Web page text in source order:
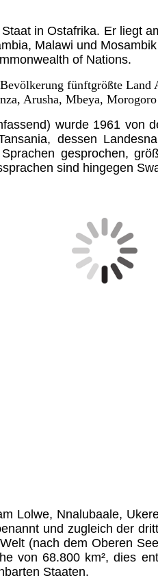
in Ostafrika. Er liegt
Malawi und
of Nations.
fünftgrößte Land
Arusha, Mbeya,
wurde 1961 von
dessen
gesprochen,
sind hingegen
Lolwe, Nnalubaale,
und zugleich der
(nach dem Oberen
von 68.800 km², dies
Staaten.